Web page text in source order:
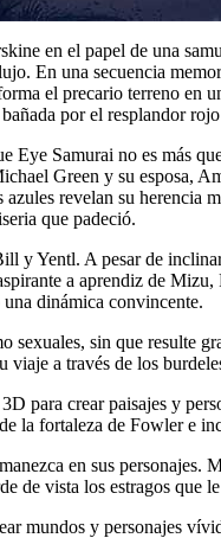
en el papel de una
En una secuencia
el precario terreno
por el resplandor
Samurai no es más
Green y su esposa,
revelan su
que padeció.
y Yentl. A pesar de
a aprendiz de
dinámica convincente.
sin que resulte
a través de los
para crear paisajes y
la fortaleza de Fowler e
en sus
de vista los estragos
mundos y personajes